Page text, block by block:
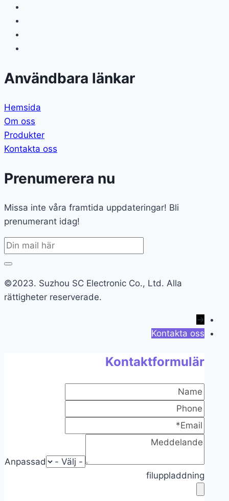
Användbara länkar
Hemsida
Om oss
Produkter
Kontakta oss
Prenumerera nu
Missa inte våra framtida uppdateringar! Bli
prenumerant idag!
©2023. Suzhou SC Electronic Co., Ltd. Alla
rättigheter reserverade.
→
Kontakta oss
Kontaktformulär
Anpassad
filuppladdning